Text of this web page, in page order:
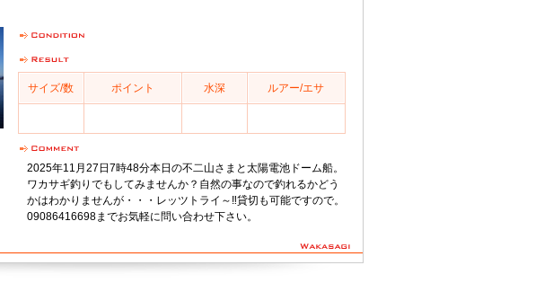
サイズ/数 ポイント 水深 ルアー/エサ
2025年11月27日7時48分本日の不二山さまと太陽電池ドーム船。
ワカサギ釣りでもしてみませんか？自然の事なので釣れるかどう
かはわかりませんが・・・レッツトライ～‼️貸切も可能ですので。
09086416698までお気軽に問い合わせ下さい。